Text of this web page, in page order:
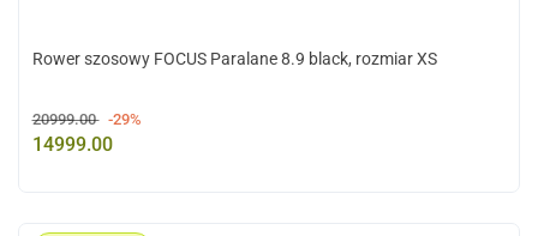
Rower szosowy FOCUS Paralane 8.9 black, rozmiar XS
20999.00 -29%
14999.00